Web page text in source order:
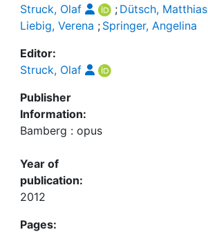
Struck, Olaf
; Dütsch, Matthias
Liebig, Verena ; Springer, Angelina
Editor:
Struck, Olaf
Publisher
Information:
Bamberg : opus
Year of
publication:
2012
Pages: